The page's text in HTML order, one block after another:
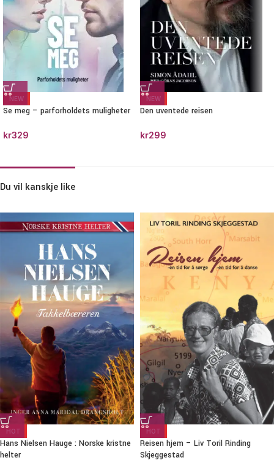
NEW
Se meg – parforholdets muligheter
kr329
NEW
Den uventede reisen
kr299
Du vil kanskje like
HOT
Hans Nielsen Hauge : Norske kristne
helter
HOT
Reisen hjem – Liv Toril Rinding
Skjeggestad